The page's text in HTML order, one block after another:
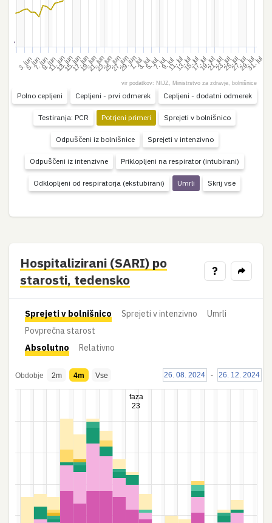
3. jun
5. jun7. jun9. jun
11. jun
13. jun
15. jun
17. jun
19. jun
21. jun
23. jun
25. jun
27. jun
29. jun
1. jul3. jul5. jul7. jul9. jul11. jul13. jul15. jul17. jul19. jul
21. jul23. jul25. jul27. jul29. jul31. jul
vir podatkov: NIJZ, Ministrstvo za zdravje, bolnišnice
Polno cepljeni Cepljeni - prvi odmerek Cepljeni - dodatni odmerek
Testiranja: PCR Potrjeni primeri Sprejeti v bolnišnico
Odpuščeni iz bolnišnice Sprejeti v intenzivno
Odpuščeni iz intenzivne Priklopljeni na respirator (intubirani)
Odklopljeni od respiratorja (ekstubirani) Umrli Skrij vse
Hospitalizirani (SARI) po
starosti, tedensko
?
Sprejeti v bolnišnico Sprejeti v intenzivno
Umrli
Povprečna starost
Absolutno
Relativno
faza
23
Obdobje 2m 4m Vse 26. 08. 2024 - 26. 12. 2024